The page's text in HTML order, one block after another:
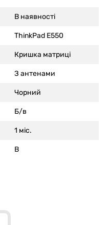
В наявності
ThinkPad E550
Кришка матриці
З антенами
Чорний
Б/в
1 міс.
B